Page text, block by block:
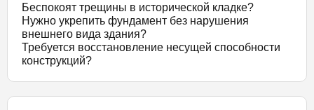
Беспокоят трещины в исторической кладке?
Нужно укрепить фундамент без нарушения
внешнего вида здания?
Требуется восстановление несущей способности
конструкций?